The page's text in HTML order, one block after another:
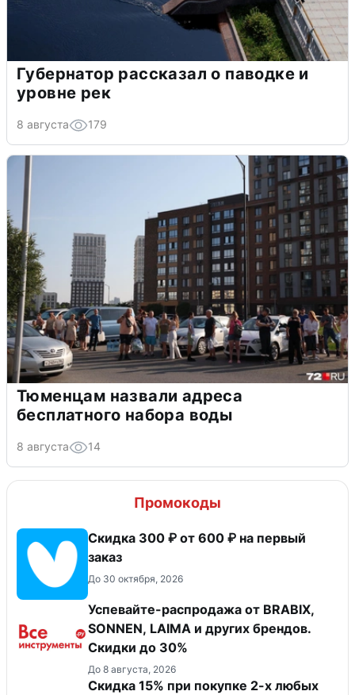
Губернатор рассказал о паводке и
уровне рек
8 августа 179
Тюменцам назвали адреса
бесплатного набора воды
8 августа 14
Промокоды
Скидка 300 ₽ от 600 ₽ на первый
заказ
До 30 октября, 2026
Успевайте-распродажа от BRABIX,
SONNEN, LAIMA и других брендов.
Скидки до 30%
До 8 августа, 2026
Скидка 15% при покупке 2-х любых